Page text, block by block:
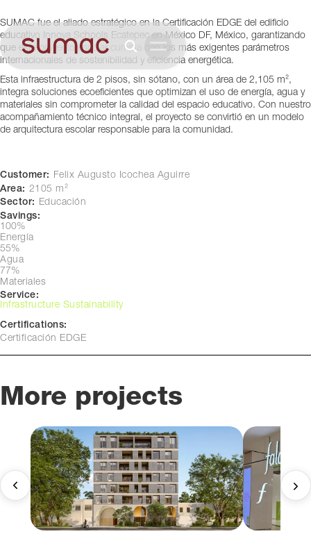
México DF, México
SUMAC fue el aliado estratégico en la Certificación EDGE del edificio
educativo Innova Schools Ecatepec en México DF, México, garantizando
que este proyecto escolar cumpla con los más exigentes parámetros
internacionales de sostenibilidad y eficiencia energética.
Esta infraestructura de 2 pisos, sin sótano, con un área de 2,105 m²,
integra soluciones ecoeficientes que optimizan el uso de energía, agua y
materiales sin comprometer la calidad del espacio educativo. Con nuestro
acompañamiento técnico integral, el proyecto se convirtió en un modelo
de arquitectura escolar responsable para la comunidad.
Customer: Felix Augusto Icochea Aguirre
Area: 2105 m²
Sector: Educación
Savings:
100%
Energía
55%
Agua
77%
Materiales
Service:
Infrastructure Sustainability
Certifications:
Certificación EDGE
More projects